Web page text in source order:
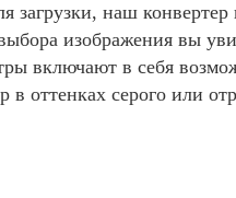
наш
изображения вы
включают в себя
в оттенках серого или